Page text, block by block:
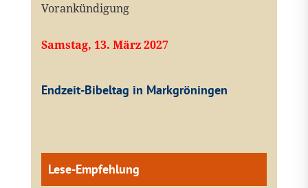
Vorankündigung
Samstag, 13. März 2027
Endzeit-Bibeltag in Markgröningen
Lese-Empfehlung